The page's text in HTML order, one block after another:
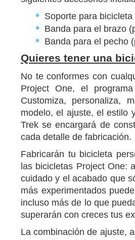
Soporte para
Banda para el brazo
Banda para el pecho
Quieres tener una
No te conformes con
Project One, el
Customiza, personaliza,
modelo, el ajuste, el estilo
Trek se encargará de
cada detalle de fabricación.
Fabricarán tu bicicleta
las bicicletas Project One:
cuidado y el acabado que
más experimentados
incluso más de lo que
superarán con creces tus
La combinación de ajuste,